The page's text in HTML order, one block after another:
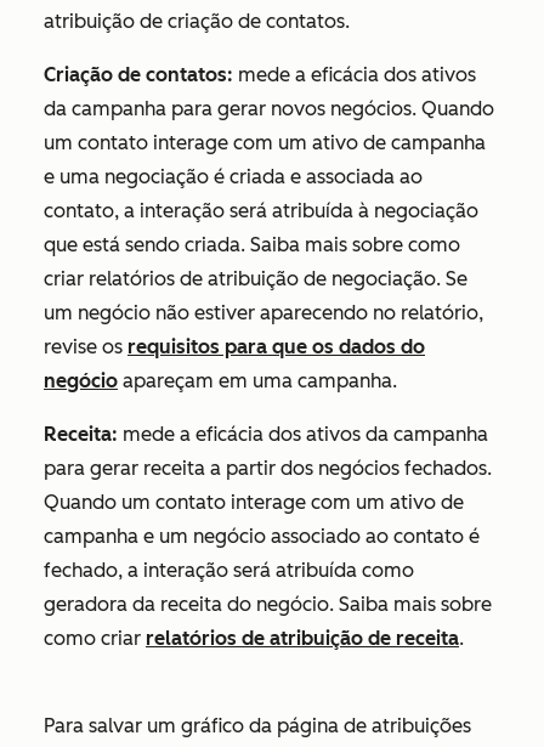
atribuição de criação de contatos.
Criação de contatos: mede a eficácia dos ativos
da campanha para gerar novos negócios. Quando
um contato interage com um ativo de campanha
e uma negociação é criada e associada ao
contato, a interação será atribuída à negociação
que está sendo criada. Saiba mais sobre como
criar relatórios de atribuição de negociação. Se
um negócio não estiver aparecendo no relatório,
revise os requisitos para que os dados do
negócio apareçam em uma campanha.
Receita: mede a eficácia dos ativos da campanha
para gerar receita a partir dos negócios fechados.
Quando um contato interage com um ativo de
campanha e um negócio associado ao contato é
fechado, a interação será atribuída como
geradora da receita do negócio. Saiba mais sobre
como criar relatórios de atribuição de receita.
Para salvar um gráfico da página de atribuições